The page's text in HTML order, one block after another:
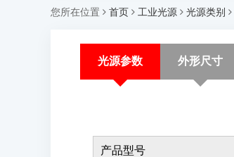
您所在位置 首页 工业光源 光源类别
光源参数 外形尺寸
产品型号